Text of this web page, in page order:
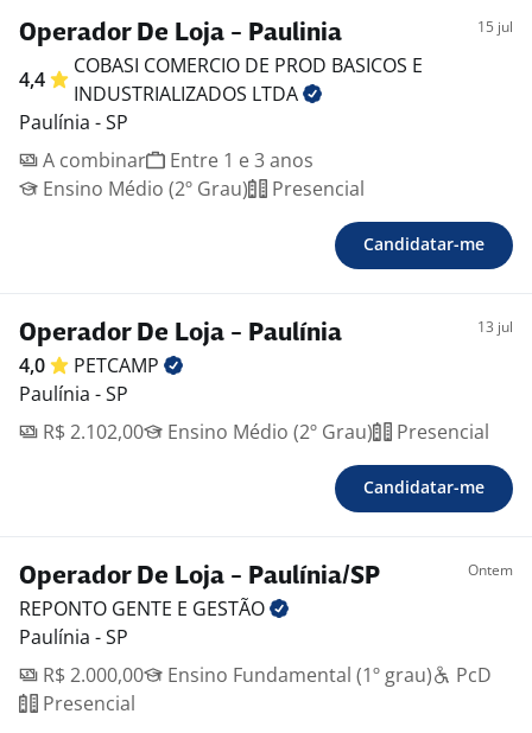
Operador De Loja - Paulinia 15 jul
4,4
COBASI COMERCIO DE PROD BASICOS E
INDUSTRIALIZADOS LTDA
Paulínia - SP
A combinar
Entre 1 e 3 anos
Ensino Médio (2º Grau)
Presencial
Candidatar-me
Operador De Loja - Paulínia 13 jul
4,0
PETCAMP
Paulínia - SP
R$ 2.102,00
Ensino Médio (2º Grau) Presencial
Candidatar-me
Operador De Loja - Paulínia/SP Ontem
REPONTO GENTE E GESTÃO
Paulínia - SP
R$ 2.000,00
Ensino Fundamental (1º grau)
PcD
Presencial